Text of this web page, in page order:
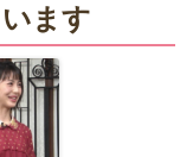
ます